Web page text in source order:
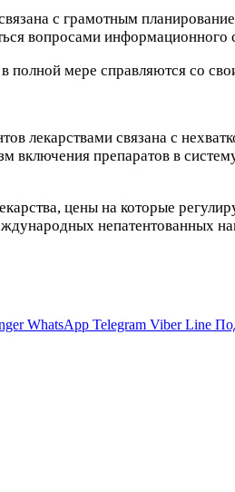
с грамотным
вопросами
мере справляются со
лекарствами связана с
препаратов в
цены на которые
непатентованных
WhatsApp Telegram Viber Line